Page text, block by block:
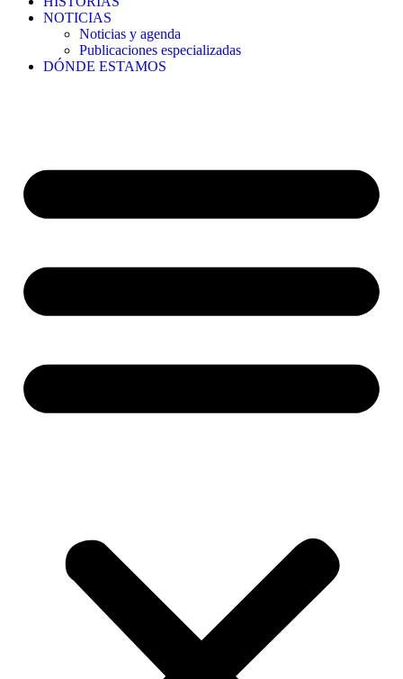
NOTICIAS
Noticias y agenda
Publicaciones especializadas
DÓNDE ESTAMOS